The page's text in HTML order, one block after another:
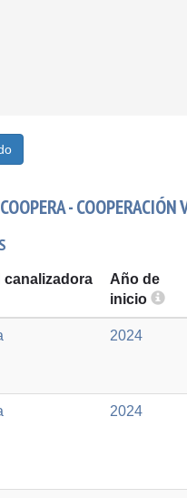
- COOPERACIÓN
canalizadora
Año de
inicio
2024
2024